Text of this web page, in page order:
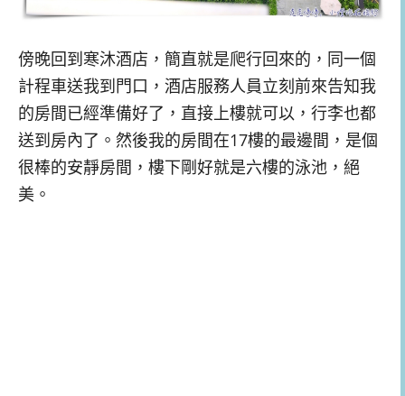
傍晚回到寒沐酒店，簡直就是爬行回來的，同一個
計程車送我到門口，酒店服務人員立刻前來告知我
的房間已經準備好了，直接上樓就可以，行李也都
送到房內了。然後我的房間在17樓的最邊間，是個
很棒的安靜房間，樓下剛好就是六樓的泳池，絕
美。